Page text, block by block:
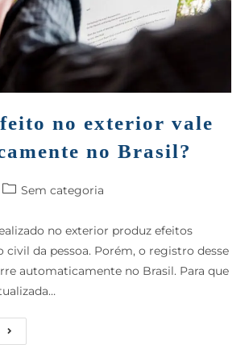
no exterior vale
no Brasil?
Sem categoria
no exterior produz efeitos
civil da pessoa. Porém, o registro desse
automaticamente no Brasil. Para que